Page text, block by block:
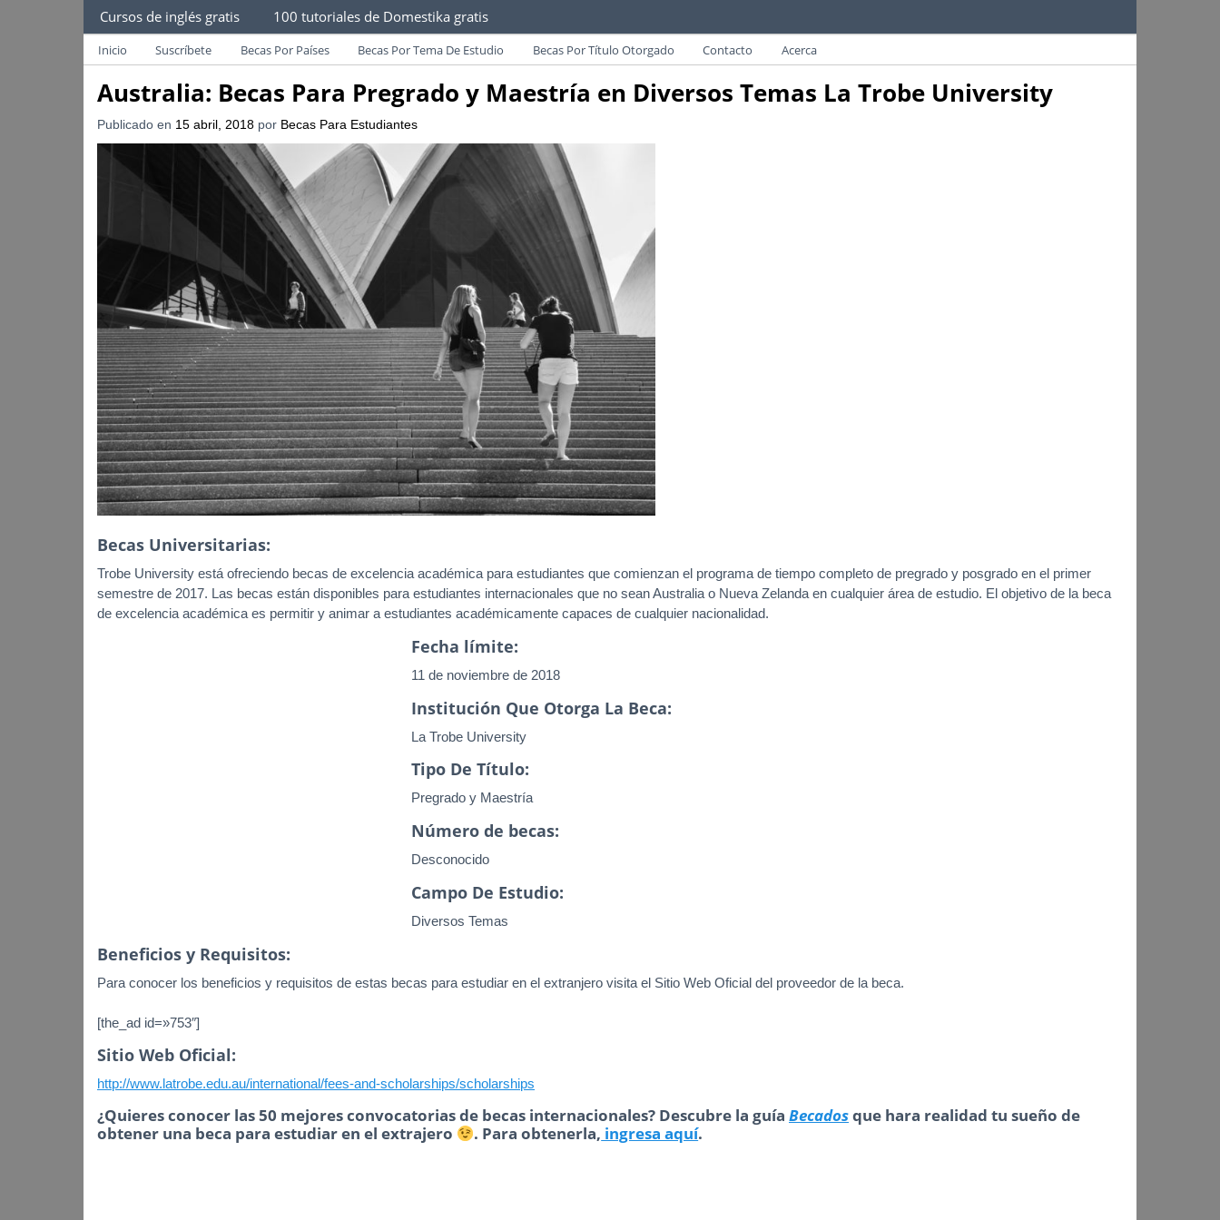
Becas Para Estudiantes
Cursos de inglés gratis 100 tutoriales de Domestika gratis
Becas Para Paraguayos
Oferta de becas para Paraguayos. Encuentra las convocatorias y requisitos de becas para Paraguayos.
Despliega Este Menú
Inicio Suscríbete Becas Por Países Becas Por Tema De Estudio Becas Por Título Otorgado Contacto Acerca
Australia: Becas Para Pregrado y Maestría en Diversos Temas La Trobe University
Publicado en 15 abril, 2018 por Becas Para Estudiantes
Becas Universitarias:
Trobe University está ofreciendo becas de excelencia académica para estudiantes que comienzan el programa de tiempo completo de pregrado y posgrado en el primer
semestre de 2017. Las becas están disponibles para estudiantes internacionales que no sean Australia o Nueva Zelanda en cualquier área de estudio. El objetivo de la beca
de excelencia académica es permitir y animar a estudiantes académicamente capaces de cualquier nacionalidad.
Fecha límite:
11 de noviembre de 2018
Institución Que Otorga La Beca:
La Trobe University
Tipo De Título:
Pregrado y Maestría
Número de becas:
Desconocido
Campo De Estudio:
Diversos Temas
Beneficios y Requisitos:
Para conocer los beneficios y requisitos de estas becas para estudiar en el extranjero visita el Sitio Web Oficial del proveedor de la beca.
[the_ad id=»753″]
Sitio Web Oficial:
http://www.latrobe.edu.au/international/fees-and-scholarships/scholarships
¿Quieres conocer las 50 mejores convocatorias de becas internacionales? Descubre la guía Becadosque hara realidad tu sueño de
obtener una beca para estudiar en el extrajero
. Para obtenerla, ingresa aquí.